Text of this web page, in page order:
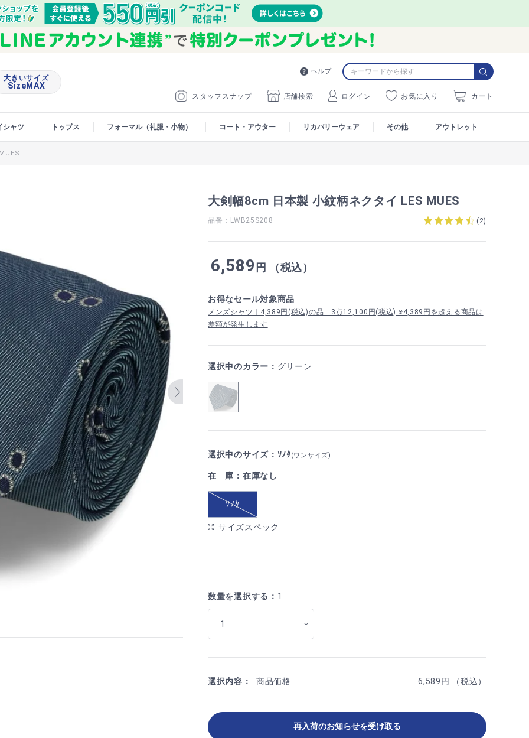
ヘルプ
スタッフスナップ 店舗検索 ログイン お気に入り カート
大きいサイズ
SizeMAX
シャツ トップス フォーマル（礼服・小物） コート・アウター リカバリーウェア その他 アウトレット
大剣幅8cm 日本製 小紋柄ネクタイ LES MUES
品番：LWB25S208 (2)
6,589 円 （税込）
お得なセール対象商品
メンズシャツ｜4,389円(税込)の品 3点12,100円(税込) ※4,389円を超える商品は
差額が発生します
選択中のカラー： グリーン
選択中のサイズ：ｿﾉﾀ(ワンサイズ)
在 庫：在庫なし
ｿﾉﾀ
サイズスペック
数量を選択する： 1
選択内容： 商品価格 6,589円 （税込）
再入荷のお知らせを受け取る